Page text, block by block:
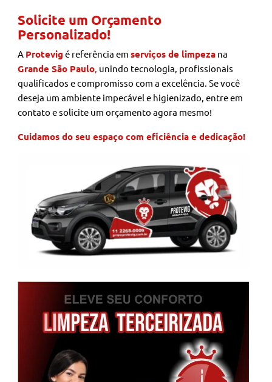
Solicite um Orçamento
Personalizado!
A Protevig é referência emserviços de limpeza na
Grande São Paulo unindo tecnologia, profissionais
qualificados e compromisso com a excelência. Se você
deseja um ambiente impecável e higienizado, entre em
contato e solicite um orçamento agora mesmo!
Cuidamos do seu espaço com eficiência e dedicação!